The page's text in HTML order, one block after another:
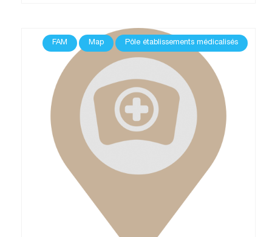
FAM Map Pôle établissements médicalisés